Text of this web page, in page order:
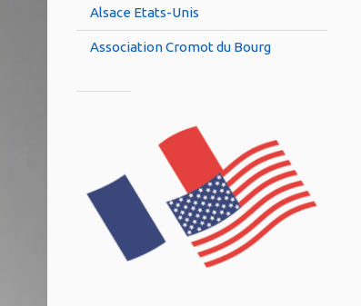
Alsace Etats-Unis
Association Cromot du Bourg